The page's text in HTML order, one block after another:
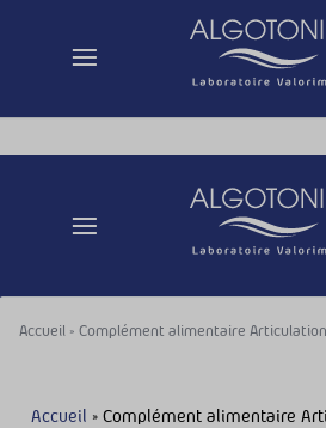
Livraison gratuite dès 50
Accueil » Complément alimentaire
Accueil » Complément alimentaire